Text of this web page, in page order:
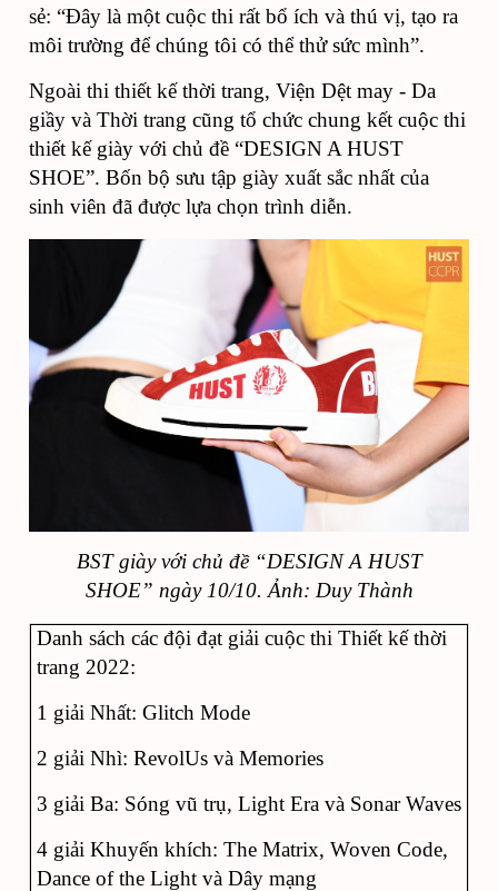
sẻ: “Đây là một cuộc thi rất bổ ích và thú vị, tạo ra
môi trường để chúng tôi có thể thử sức mình”.
Ngoài thi thiết kế thời trang, Viện Dệt may - Da
giầy và Thời trang cũng tổ chức chung kết cuộc thi
thiết kế giày với chủ đề “DESIGN A HUST
SHOE”. Bốn bộ sưu tập giày xuất sắc nhất của
sinh viên đã được lựa chọn trình diễn.
BST giày với chủ đề “DESIGN A HUST
SHOE” ngày 10/10. Ảnh: Duy Thành
Danh sách các đội đạt giải cuộc thi Thiết kế thời
trang 2022:
1 giải Nhất: Glitch Mode
2 giải Nhì: RevolUs và Memories
3 giải Ba: Sóng vũ trụ, Light Era và Sonar Waves
4 giải Khuyến khích: The Matrix, Woven Code,
Dance of the Light và Dây mạng